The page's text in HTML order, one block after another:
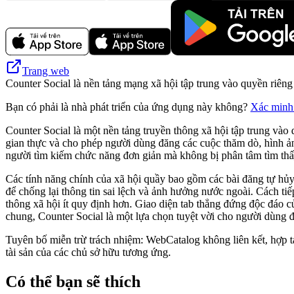
Trang web
Counter Social là nền tảng mạng xã hội tập trung vào quyền
Bạn có phải là nhà phát triển của ứng dụng này không? Xác
Counter Social là một nền tảng truyền thông xã hội tập trung
gian thực và cho phép người dùng đăng các cuộc thăm dò,
người tìm kiếm chức năng đơn giản mà không bị phân tâm tìm
Các tính năng chính của xã hội quầy bao gồm các bài đăng tự
để chống lại thông tin sai lệch và ảnh hưởng nước ngoài. Cách
thông xã hội ít quy định hơn. Giao diện tab thẳng đứng độc đáo
chung, Counter Social là một lựa chọn tuyệt vời cho người
Tuyên bố miễn trừ trách nhiệm: WebCatalog không liên kết,
tài sản của các chủ sở hữu tương ứng.
Có thể bạn sẽ thích